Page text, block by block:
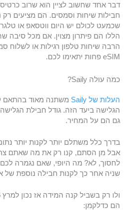
חבילות שיחות וסמסים. הם מציעים רק
שכמעט לכולם יש היום ווטסאפ או
הללו הם פיתרון מצוין. אם מכל סיבה
הרבה שיחות טלפון רגילות או לשלוח
eSIM פחות יתאימו לכם.
כמה עולה Saily?
העלות של Saily
משתנה מאוד בהתאם
הגלישה ביעד הזה. גודל חבילת
גם הם על המחיר.
בדרך כלל משתלם יותר לקנות יותר
אבל מן הסתם, קנו רק את מה שאתם
לחסוך, לא? מה היופי, שאם נגמרה
שניה אחר כך לקנות חבילה נוספת של
הם כדלקמן: